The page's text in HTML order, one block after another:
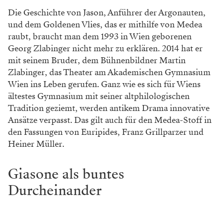
Die Geschichte von Jason, Anführer der Argonauten,
und dem Goldenen Vlies, das er mithilfe von Medea
raubt, braucht man dem 1993 in Wien geborenen
Georg Zlabinger nicht mehr zu erklären. 2014 hat er
mit seinem Bruder, dem Bühnenbildner Martin
Zlabinger, das Theater am Akademischen Gymnasium
Wien ins Leben gerufen. Ganz wie es sich für Wiens
ältestes Gymnasium mit seiner altphilologischen
Tradition geziemt, werden antikem Drama innovative
Ansätze verpasst. Das gilt auch für den Medea-Stoff in
den Fassungen von Euripides, Franz Grillparzer und
Heiner Müller.
Giasone als buntes
Durcheinander